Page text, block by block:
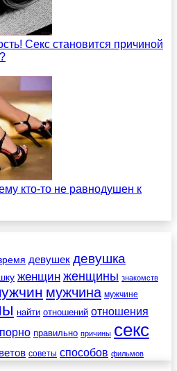
Секс становится причиной
кто-то не равнодушен к
девушек девушка
женщин женщины знакомств
мужчина мужчине
найти отношений отношения
порно правильно причины секс
советы способов фильмов